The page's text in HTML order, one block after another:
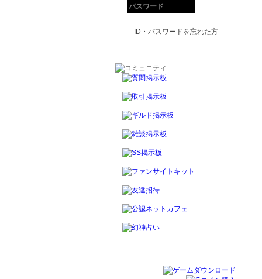
ID・パスワードを忘れた方